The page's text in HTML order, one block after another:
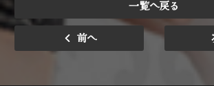
前へ
一覧へ戻る